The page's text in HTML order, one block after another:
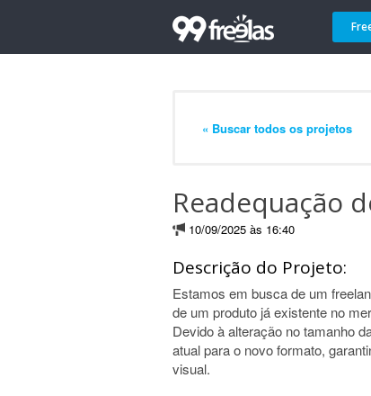
« Buscar todos os projetos
Readequação
10/09/2025 às 16:40
Descrição do Projeto:
Estamos em busca de um
de um produto já existente no
Devido à alteração no tamanho
atual para o novo formato,
visual.